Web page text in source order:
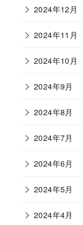
2024年12月
2024年11月
2024年10月
2024年9月
2024年8月
2024年7月
2024年6月
2024年5月
2024年4月